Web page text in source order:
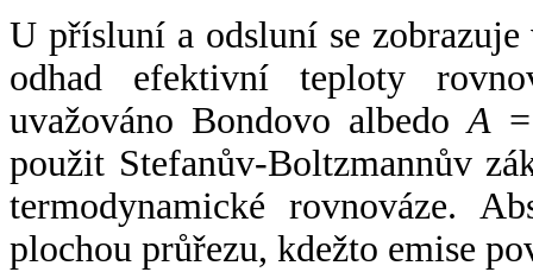
U přísluní a odsluní se
odhad efektivní teploty
uvažováno Bondovo albedoA
použit Stefanův-Boltzmannův
termodynamické rovnováze.
plochou průřezu, kdežto emise